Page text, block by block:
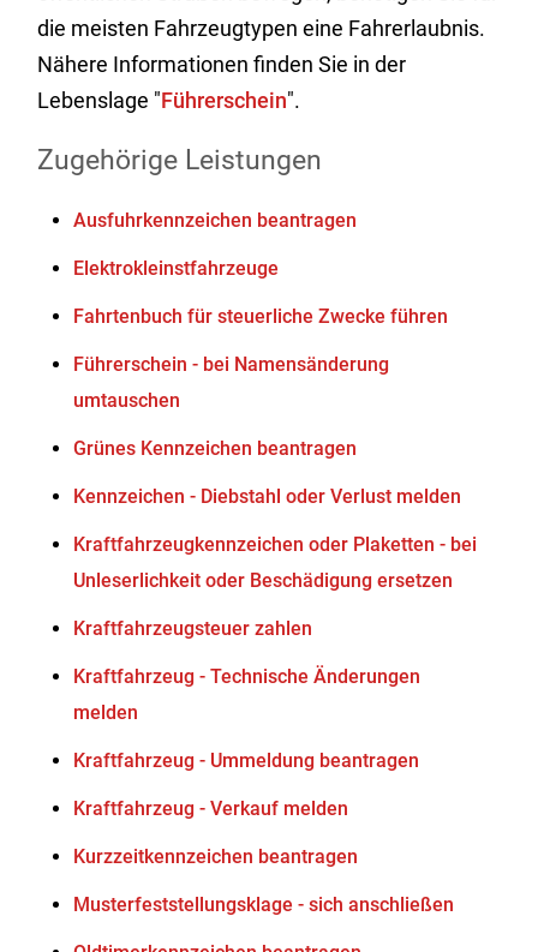
die meisten Fahrzeugtypen eine Fahrerlaubnis.
Nähere Informationen finden Sie in der
Lebenslage "Führerschein".
Zugehörige Leistungen
Ausfuhrkennzeichen beantragen
Elektrokleinstfahrzeuge
Fahrtenbuch für steuerliche Zwecke führen
Führerschein - bei Namensänderung
umtauschen
Grünes Kennzeichen beantragen
Kennzeichen - Diebstahl oder Verlust melden
Kraftfahrzeugkennzeichen oder Plaketten - bei
Unleserlichkeit oder Beschädigung ersetzen
Kraftfahrzeugsteuer zahlen
Kraftfahrzeug - Technische Änderungen
melden
Kraftfahrzeug - Ummeldung beantragen
Kraftfahrzeug - Verkauf melden
Kurzzeitkennzeichen beantragen
Musterfeststellungsklage - sich anschließen